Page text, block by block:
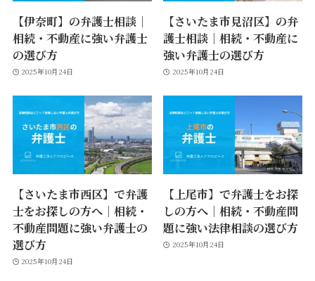
【伊奈町】の弁護士相談｜
相続・不動産に強い弁護士
の選び方
2025年10月24日
【さいたま市見沼区】の弁
護士相談｜相続・不動産に
強い弁護士の選び方
2025年10月24日
【さいたま市西区】で弁護
士をお探しの方へ｜相続・
不動産問題に強い弁護士の
選び方
2025年10月24日
【上尾市】で弁護士をお探
しの方へ｜相続・不動産問
題に強い法律相談の選び方
2025年10月24日